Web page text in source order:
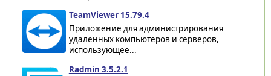
TeamViewer 15.79.4
Приложение для администрирования
удаленных компьютеров и серверов,
использующее...
Radmin 3.5.2.1